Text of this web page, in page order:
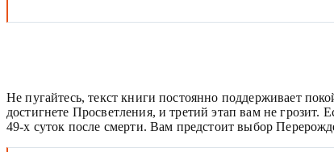
Не пугайтесь, текст книги постоянно поддерживает
достигнете Просветления, и третий этап вам не
49-х суток после смерти. Вам предстоит выбор